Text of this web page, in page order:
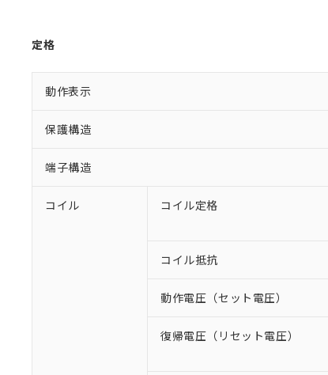
定格
動作表示
保護構造
端子構造
コイル コイル定格
コイル抵抗
動作電圧（セット電圧）
復帰電圧（リセット電圧）